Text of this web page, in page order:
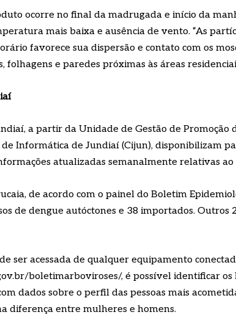
ocorre no final da madrugada e início da
mais baixa e ausência de vento. “As
favorece sua dispersão e contato com os
folhagens e paredes próximas às áreas
a partir da Unidade de Gestão de Promoção
Informática de Jundiaí (Cijun), disponibilizam
atualizadas semanalmente relativas ao
de acordo com o painel do Boletim
de dengue autóctones e 38 importados. Outros
ser acessada de qualquer equipamento
boletimarboviroses/, é possível identificar os
dados sobre o perfil das pessoas mais
diferença entre mulheres e homens.